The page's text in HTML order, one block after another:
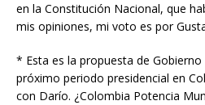
en la Constitución Nacional, que
mis opiniones, mi voto es por
* Esta es la propuesta de
próximo periodo presidencial en
con Darío. ¿Colombia Potencia